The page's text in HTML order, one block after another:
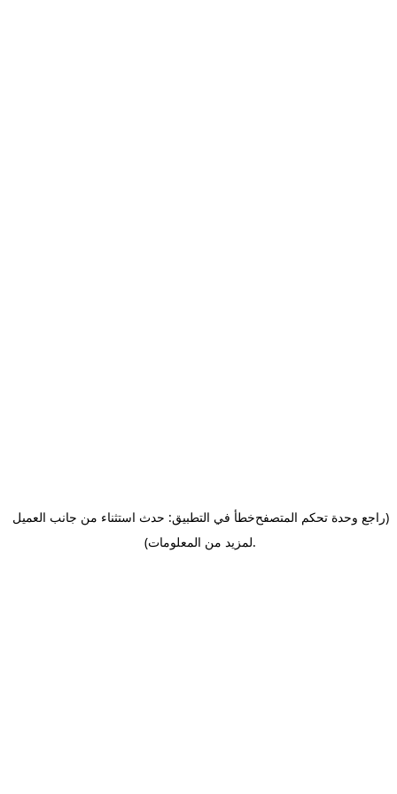
خطأ في التطبيق: حدث استثناء من جانب العميل(راجع وحدة تحكم المتصفح
لمزيد من المعلومات).